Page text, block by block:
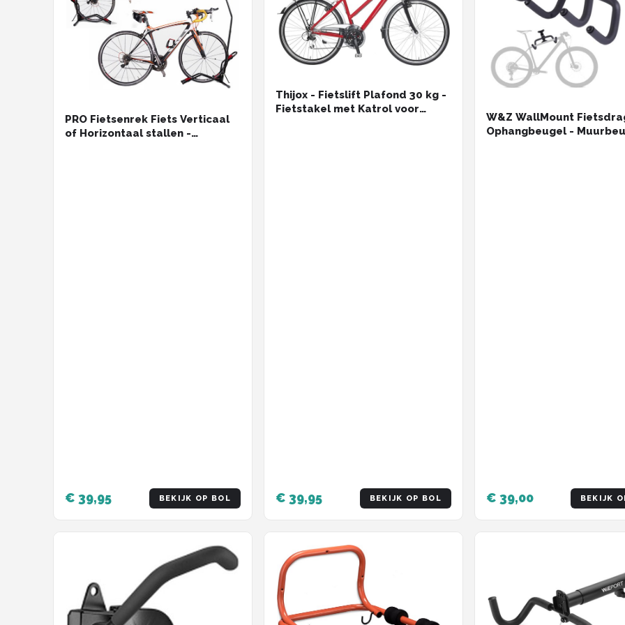
PRO Fietsenrek Fiets Verticaal
of Horizontaal stallen -
€ 39,95 BEKIJK OP BOL
Thijox - Fietslift Plafond 30 kg -
Fietstakel met Katrol voor
€ 39,95 BEKIJK OP BOL
W&Z WallMount
Ophangbeugel -
€ 39,00 BEKIJK